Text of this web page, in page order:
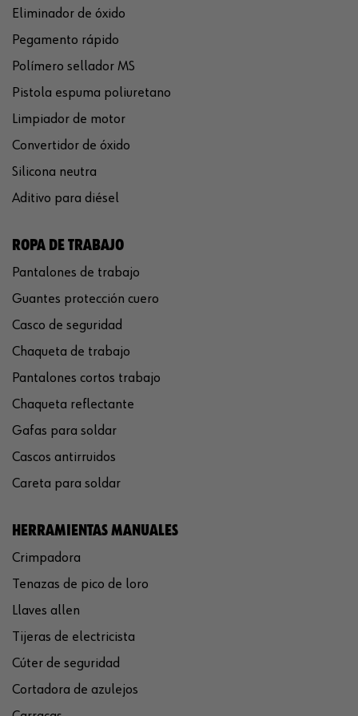
Eliminador de óxido
Pegamento rápido
Polímero sellador MS
Pistola espuma poliuretano
Limpiador de motor
Convertidor de óxido
Silicona neutra
Aditivo para diésel
ROPA DE TRABAJO
Pantalones de trabajo
Guantes protección cuero
Casco de seguridad
Chaqueta de trabajo
Pantalones cortos trabajo
Chaqueta reflectante
Gafas para soldar
Cascos antirruidos
Careta para soldar
HERRAMIENTAS MANUALES
Crimpadora
Tenazas de pico de loro
Llaves allen
Tijeras de electricista
Cúter de seguridad
Cortadora de azulejos